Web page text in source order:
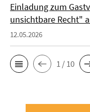
Einladung zum
unsichtbare Recht"
12.05.2026
1 / 10